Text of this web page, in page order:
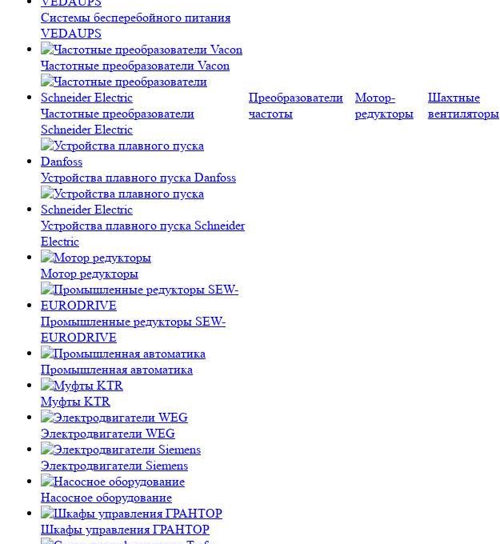
Системы бесперебойного питания
VEDAUPS
Частотные преобразователи Vacon
Частотные преобразователи
Schneider Electric
Устройства плавного пуска Danfoss
Устройства плавного пуска Schneider
Electric
Мотор редукторы
Промышленные редукторы SEW-
EURODRIVE
Промышленная автоматика
Муфты KTR
Электродвигатели WEG
Электродвигатели Siemens
Насосное оборудование
Шкафы управления ГРАНТОР
Преобразователи
частоты
Мотор-
редукторы
Шахтные
вентиляторы